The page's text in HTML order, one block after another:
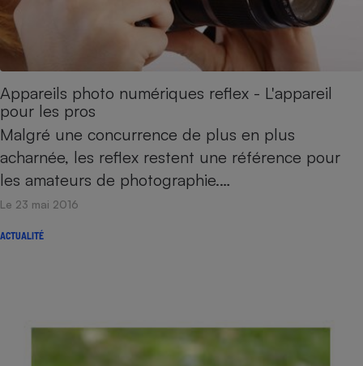
Appareils photo numériques reflex - L'appareil
pour les pros
Malgré une concurrence de plus en plus
acharnée, les reflex restent une référence pour
les amateurs de photographie.…
Le 23 mai 2016
ACTUALITÉ